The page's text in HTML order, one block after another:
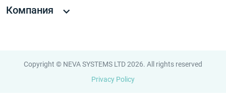
Компания
Copyright © NEVA SYSTEMS LTD 2026. All rights reserved
Privacy Policy